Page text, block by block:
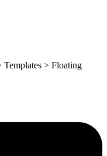
> Floating